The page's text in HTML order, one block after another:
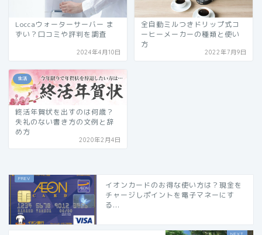
Loccaウォーターサーバー ま
ずい？口コミや評判を調査
2024年4月10日
全自動ミルつきドリップ式コ
ーヒーメーカーの種類と使い
方
2022年7月9日
生活
終活年賀状を出すのは何歳？
失礼のない書き方の文例と辞
め方
2020年2月4日
イオンカードのお得な使い方は？現金を
チャージしポイントを電子マネーにす
る...